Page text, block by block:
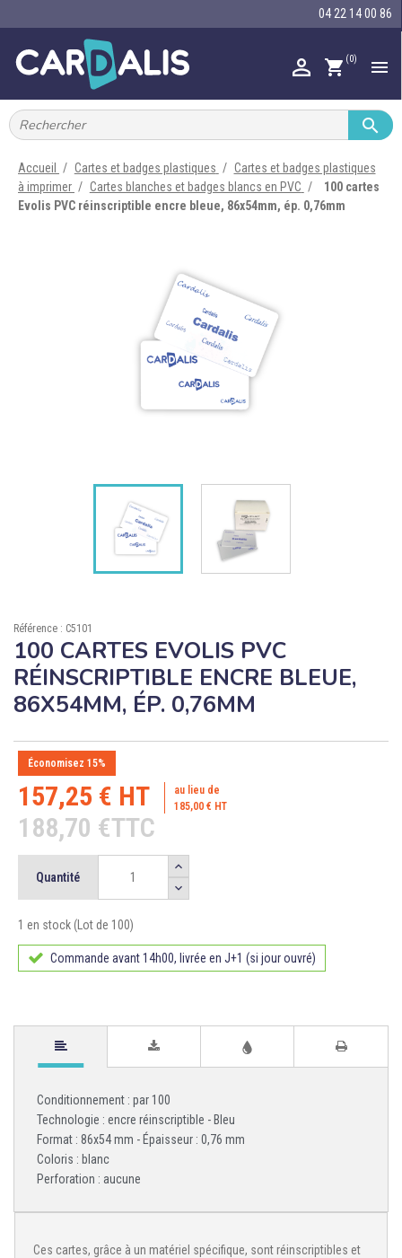
04 22 14 00 86
 shopping_cart (0) 
IMPRIMANTES À BADGES 
CARTE ET BADGE 
Contact

Accueil Cartes et badges plastiques
Cartes et badges plastiques
à imprimer
Cartes blanches et badges blancs en PVC
100 cartes
Evolis PVC réinscriptible encre bleue, 86x54mm, ép. 0,76mm
Référence : C5101
100 CARTES EVOLIS PVC
RÉINSCRIPTIBLE ENCRE BLEUE,
86X54MM, ÉP. 0,76MM
Économisez 15%
157,25 € HT
188,70 €TTC
au lieu de
185,00 € HT
Quantité
1 en stock (Lot de 100)
Commande avant 14h00, livrée en J+1 (si jour ouvré)
Conditionnement : par 100
Technologie : encre réinscriptible - Bleu
Format : 86x54 mm - Épaisseur : 0,76 mm
Coloris : blanc
Perforation : aucune
Ces cartes, grâce à un matériel spécifique, sont réinscriptibles et